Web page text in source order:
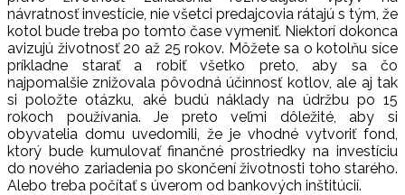
návratnosť investície, nie všetci predajcovia rátajú s tým, že
kotol bude treba po tomto čase vymeniť. Niektorí dokonca
avizujú životnosť 20 až 25 rokov. Môžete sa o kotolňu síce
príkladne starať a robiť všetko preto, aby sa čo
najpomalšie znižovala pôvodná účinnosť kotlov, ale aj tak
si položte otázku, aké budú náklady na údržbu po 15
rokoch používania. Je preto veľmi dôležité, aby si
obyvatelia domu uvedomili, že je vhodné vytvoriť fond,
ktorý bude kumulovať finančné prostriedky na investíciu
do nového zariadenia po skončení životnosti toho starého.
Alebo treba počítať s úverom od bankových inštitúcií.